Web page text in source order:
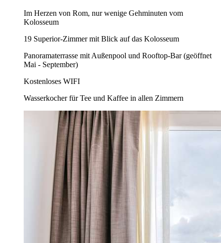
Im Herzen von Rom, nur wenige Gehminuten vom
Kolosseum
19 Superior-Zimmer mit Blick auf das Kolosseum
Panoramaterrasse mit Außenpool und Rooftop-Bar (geöffnet
Mai - September)
Kostenloses WIFI
Wasserkocher für Tee und Kaffee in allen Zimmern